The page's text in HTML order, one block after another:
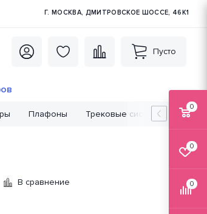
Г. МОСКВА, ДМИТРОВСКОЕ ШОССЕ, 46К1
Пусто
Плафоны Трековые системы
В сравнение
0
0
0